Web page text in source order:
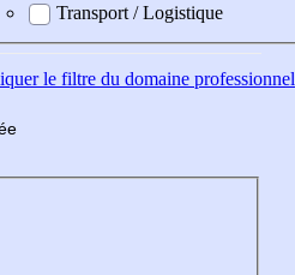
Transport / Logistique
le filtre du domaine professionnel